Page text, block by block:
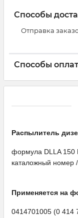
Способы
Отправка
Способы
Распылитель
формула DLLA 150
каталожный номер
Применяется на
0414701005 (0 414